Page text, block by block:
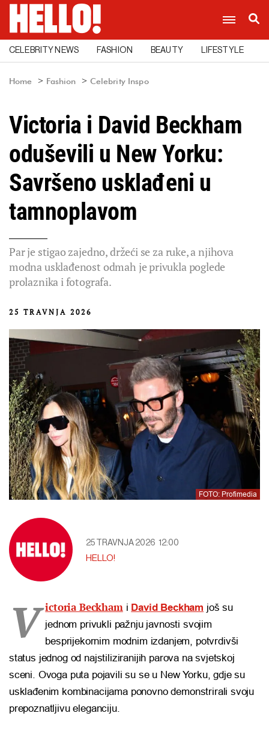
CELEBRITY NEWS FASHION BEAUTY LIFESTYLE
Home Fashion Celebrity Inspo
Victoria i David Beckham
oduševili u New Yorku:
Savršeno usklađeni u
tamnoplavom
Par je stigao zajedno, držeći se za ruke, a njihova
modna usklađenost odmah je privukla poglede
prolaznika i fotografa.
25 TRAVNJA 2026
FOTO: Profimedia
25 TRAVNJA 2026 12:00
HELLO!
V ictoria Beckhami David Beckham još su
jednom privukli pažnju javnosti svojim
besprijekornim modnim izdanjem, potvrdivši
status jednog od najstiliziranijih parova na svjetskoj
sceni. Ovoga puta pojavili su se u New Yorku, gdje su
usklađenim kombinacijama ponovno demonstrirali svoju
prepoznatljivu eleganciju.